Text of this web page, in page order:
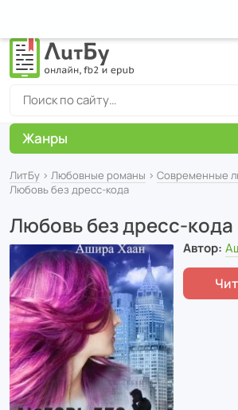
ЛитБу › Любовные романы › Современные
Любовь без дресс-кода
Любовь без дресс-кода
Автор:
Жанры